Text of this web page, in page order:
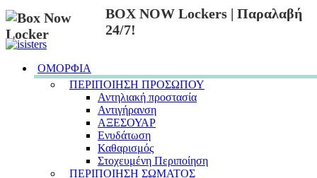
BOX NOW Lockers | Παραλαβή
24/7!
ΟΜΟΡΦΙΑ
ΠΕΡΙΠΟΙΗΣΗ ΠΡΟΣΩΠΟΥ
Αντηλιακή προστασία
Αντιγήρανση
ΑΞΕΣΟΥΑΡ
Ενυδάτωση
Καθαρισμός
Στοχευμένη Περιποίηση
ΠΕΡΙΠΟΙΗΣΗ ΣΩΜΑΤΟΣ